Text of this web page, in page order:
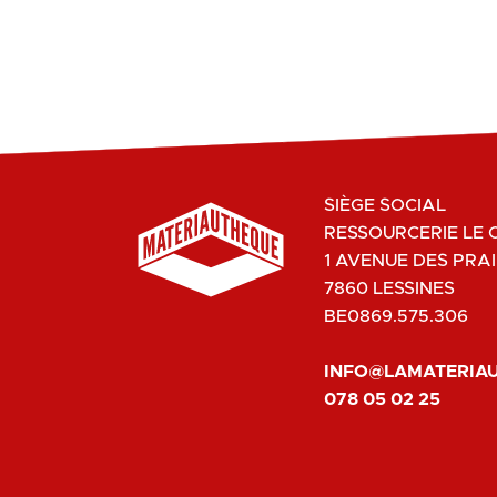
SIÈGE SOCIAL
RESSOURCERIE LE
1 AVENUE DES
7860 LESSINES
BE0869.575.306
078 05 02 25